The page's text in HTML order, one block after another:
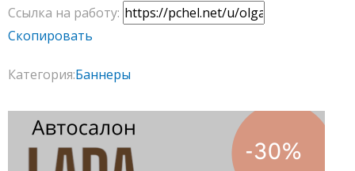
Ссылка на работу:
Скопировать
Категория:Баннеры